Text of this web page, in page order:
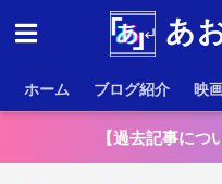
あ
ホーム ブログ紹介 映
【過去記事に